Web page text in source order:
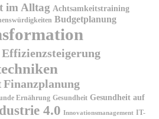
im Alltag Achtsamkeitstraining
Budgetplanung
Effizienzsteigerung
Finanzplanung
Ernährung Gesundheit Gesundheit auf
4.0 Innovationsmanagement IT-